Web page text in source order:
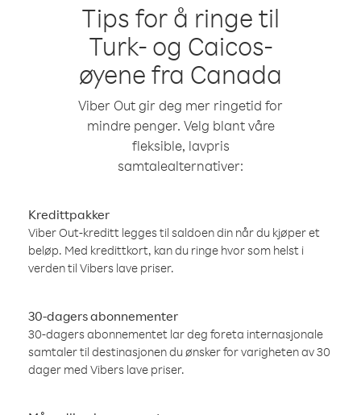
Tips for å ringe til
Turk- og Caicos-
øyene fra Canada
Viber Out gir deg mer ringetid for
mindre penger. Velg blant våre
fleksible, lavpris
samtalealternativer:
Kredittpakker
Viber Out-kreditt legges til saldoen din når du kjøper et
beløp. Med kredittkort, kan du ringe hvor som helst i
verden til Vibers lave priser.
30-dagers abonnementer
30-dagers abonnementet lar deg foreta internasjonale
samtaler til destinasjonen du ønsker for varigheten av 30
dager med Vibers lave priser.